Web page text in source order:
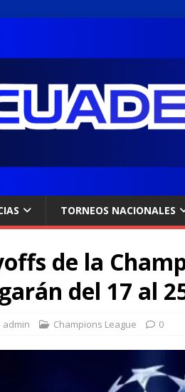
TORNEOS NACIONALES
de la
del 17 al
admin Champions League 0